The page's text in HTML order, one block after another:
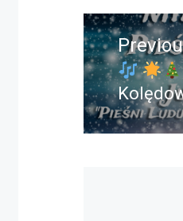
Nawigacja
wpisu
post: